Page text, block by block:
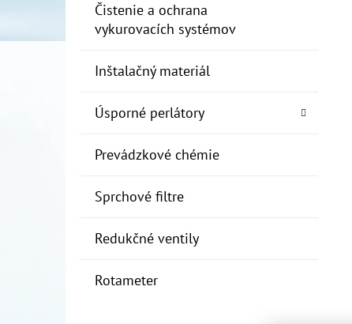
Čistenie a ochrana
vykurovacích systémov
Inštalačný materiál
Úsporné perlátory
Prevádzkové chémie
Sprchové filtre
Redukčné ventily
Rotameter